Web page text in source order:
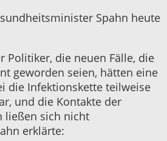
Spahn heute
Politiker, die neuen Fälle, die
geworden seien, hätten eine
die Infektionskette teilweise
und die Kontakte der
ließen sich nicht
erklärte: